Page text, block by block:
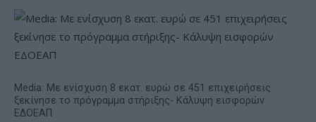
Media: Με ενίσχυση 8 εκατ. ευρώ σε 451 επιχειρήσεις
ξεκίνησε το πρόγραμμα στήριξης- Κάλυψη εισφορών
ΕΔΟΕΑΠ